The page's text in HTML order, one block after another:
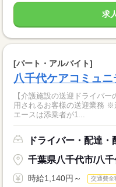
求
[パート・アルバイト]
八千代ケアコミュ
【介護施設の送迎ドライバ
用されるお客様の送迎業務 ※
エースは添乗者が1...
ドライバー・配達・
千葉県八千代市/八千
時給1,140円～ 交通費全